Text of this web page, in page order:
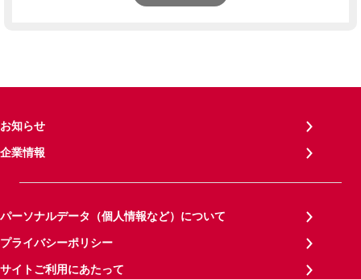
お知らせ
企業情報
パーソナルデータ（個人情報など）について
プライバシーポリシー
サイトご利用にあたって